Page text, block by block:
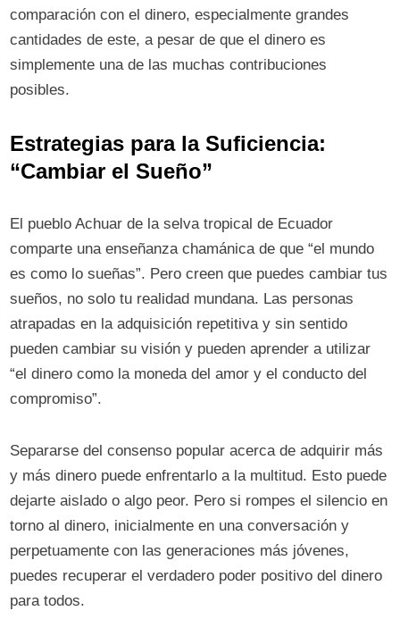
comparación con el dinero, especialmente grandes
cantidades de este, a pesar de que el dinero es
simplemente una de las muchas contribuciones
posibles.
Estrategias para la Suficiencia:
“Cambiar el Sueño”
El pueblo Achuar de la selva tropical de Ecuador
comparte una enseñanza chamánica de que “el mundo
es como lo sueñas”. Pero creen que puedes cambiar tus
sueños, no solo tu realidad mundana. Las personas
atrapadas en la adquisición repetitiva y sin sentido
pueden cambiar su visión y pueden aprender a utilizar
“el dinero como la moneda del amor y el conducto del
compromiso”.
Separarse del consenso popular acerca de adquirir más
y más dinero puede enfrentarlo a la multitud. Esto puede
dejarte aislado o algo peor. Pero si rompes el silencio en
torno al dinero, inicialmente en una conversación y
perpetuamente con las generaciones más jóvenes,
puedes recuperar el verdadero poder positivo del dinero
para todos.